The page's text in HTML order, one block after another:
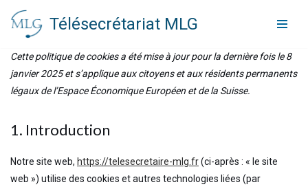
Aller
au
contenu
Télésecrétariat MLG
Cette politique de cookies a été mise à jour pour la dernière fois le 8
janvier 2025 et s’applique aux citoyens et aux résidents permanents
légaux de l’Espace Économique Européen et de la Suisse.
1. Introduction
Notre site web, https://telesecretaire-mlg.fr(ci-après : « le site
web ») utilise des cookies et autres technologies liées (par